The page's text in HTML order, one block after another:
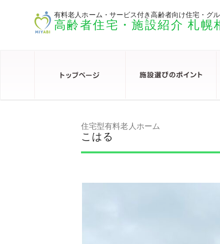
有料老人ホーム・サービス付き高齢者向け住宅・グ
高齢者住宅・施設紹介 札幌
住宅型有料老人ホーム
こはる